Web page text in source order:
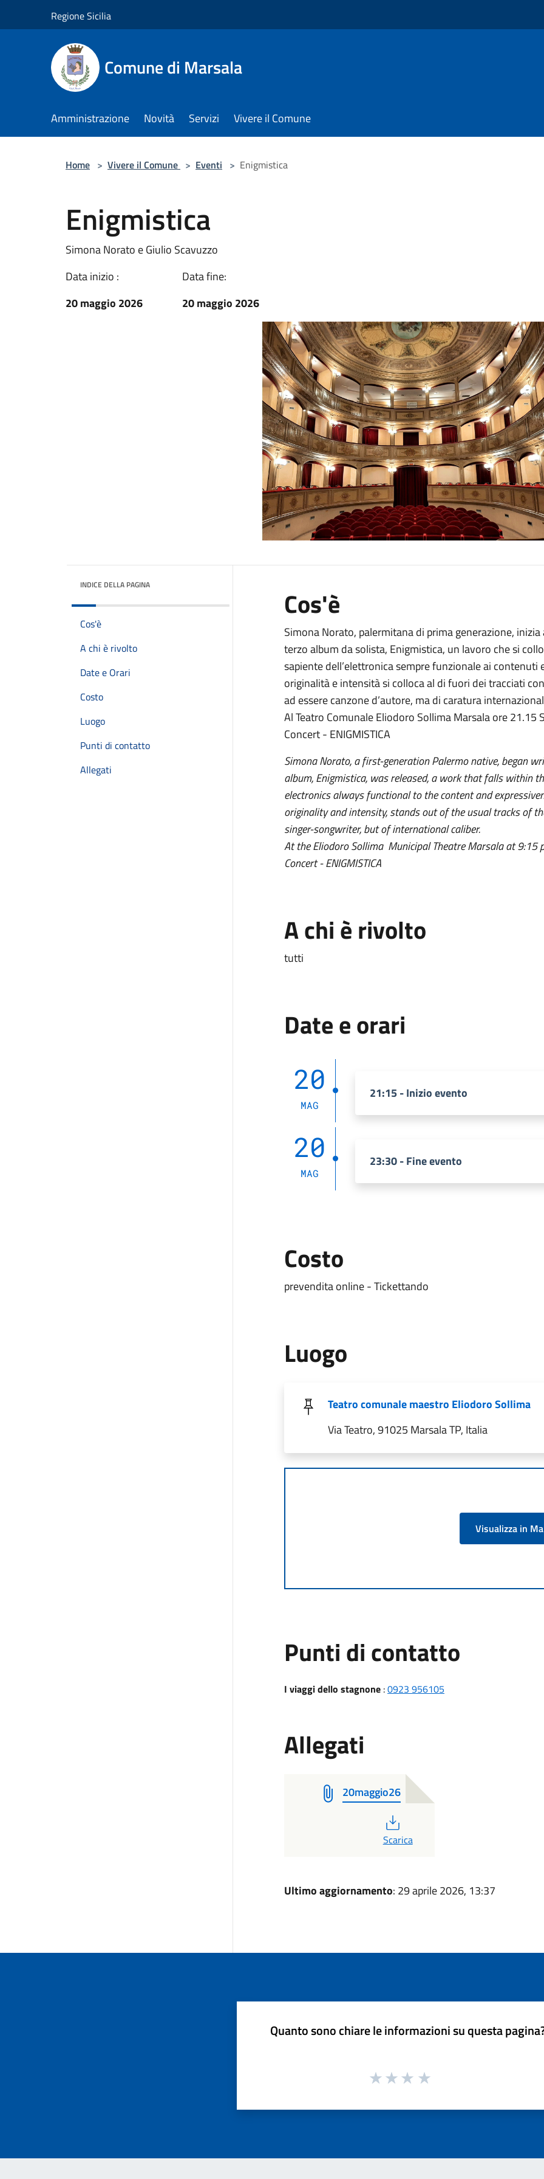
Regione Sicilia
Comune di Marsala
Amministrazione Novità Servizi Vivere il Comune
Home > Vivere il Comune > Eventi > Enigmistica
Enigmistica
Simona Norato e Giulio Scavuzzo
Data inizio :
20 maggio 2026
Data fine:
20 maggio 2026
INDICE DELLA PAGINA
Cos'è
A chi è rivolto
Date e Orari
Costo
Luogo
Punti di contatto
Allegati
Cos'è
Simona Norato, palermitana di prima generazione,
terzo album da solista, Enigmistica, un lavoro che si
sapiente dell’elettronica sempre funzionale ai contenuti
originalità e intensità si colloca al di fuori dei tracciati
ad essere canzone d’autore, ma di caratura
Al Teatro Comunale Eliodoro Sollima Marsala ore 21.15
Concert - ENIGMISTICA
Simona Norato, a first-generation Palermo native, began
album, Enigmistica, was released, a work that falls within
electronics always functional to the content and
originality and intensity, stands out of the usual tracks of
singer-songwriter, but of international caliber.
At the Eliodoro Sollima Municipal Theatre Marsala at 9:15
Concert - ENIGMISTICA
A chi è rivolto
tutti
Date e orari
20
MAG
21:15 - Inizio evento
20
MAG
23:30 - Fine evento
Costo
prevendita online - Tickettando
Luogo
Teatro comunale maestro Eliodoro Sollima
Via Teatro, 91025 Marsala TP, Italia
Visualizza in
Punti di contatto
I viaggi dello stagnone:0923 956105
Allegati
20maggio26
PDF
Scarica
Ultimo aggiornamento: 29 aprile 2026, 13:37
Quanto sono chiare le informazioni su questa